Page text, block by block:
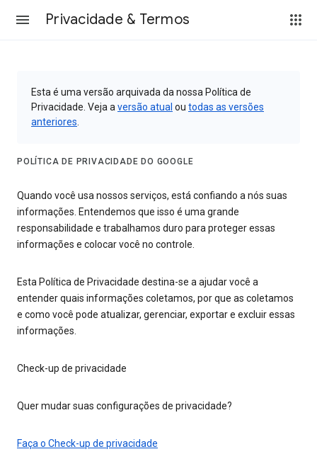
Privacidade & Termos
Esta é uma versão arquivada da nossa Política de
Privacidade. Veja a versão atual ou todas as versões
anteriores
POLÍTICA DE PRIVACIDADE DO GOOGLE
Quando você usa nossos serviços, está confiando a nós suas
informações. Entendemos que isso é uma grande
responsabilidade e trabalhamos duro para proteger essas
informações e colocar você no controle.
Esta Política de Privacidade destina-se a ajudar você a
entender quais informações coletamos, por que as coletamos
e como você pode atualizar, gerenciar, exportar e excluir essas
informações.
Check-up de privacidade
Quer mudar suas configurações de privacidade?
Faça o Check-up de privacidade